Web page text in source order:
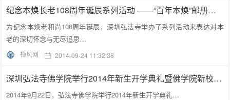
纪念本焕长老108周年诞辰系列活动 ——“百年本焕”邮册发行
为纪念本焕老和尚108周年诞辰，深圳弘法寺举办了系列活动来表达对本
老的深切怀念与无尽追思…
禅风网 2014-09-24 11:32:38
深圳弘法寺佛学院举行2014年新生开学典礼暨佛学院新校区揭牌仪式
2014年9月22日，弘法寺佛学院举行2014年新生开学典礼…